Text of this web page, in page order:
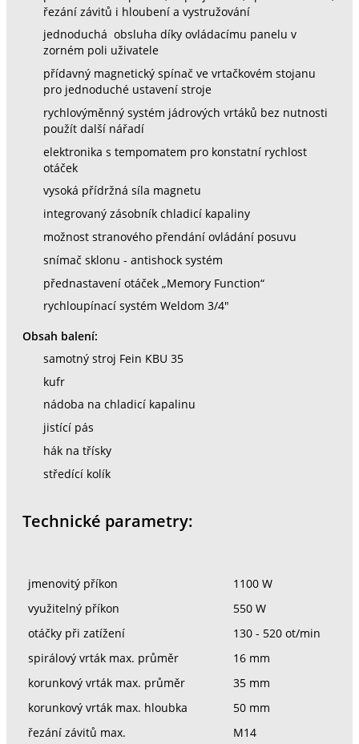
řezání závitů i hloubení a vystružování
jednoduchá obsluha díky ovládacímu panelu v
zorném poli uživatele
přídavný magnetický spínač ve vrtačkovém stojanu
pro jednoduché ustavení stroje
rychlovýměnný systém jádrových vrtáků bez nutnosti
použít další nářadí
elektronika s tempomatem pro konstatní rychlost
otáček
vysoká přídržná síla magnetu
integrovaný zásobník chladicí kapaliny
možnost stranového přendání ovládání posuvu
snímač sklonu - antishock systém
přednastavení otáček „Memory Function“
rychloupínací systém Weldom 3/4"
Obsah balení:
samotný stroj Fein KBU 35
kufr
nádoba na chladicí kapalinu
jistící pás
hák na třísky
středící kolík
Technické parametry:
jmenovitý příkon
1100 W
využitelný příkon
550 W
otáčky při zatížení
130 - 520 ot/min
spirálový vrták max. průměr
16 mm
korunkový vrták max. průměr
35 mm
korunkový vrták max. hloubka
50 mm
řezání závitů max.
M14